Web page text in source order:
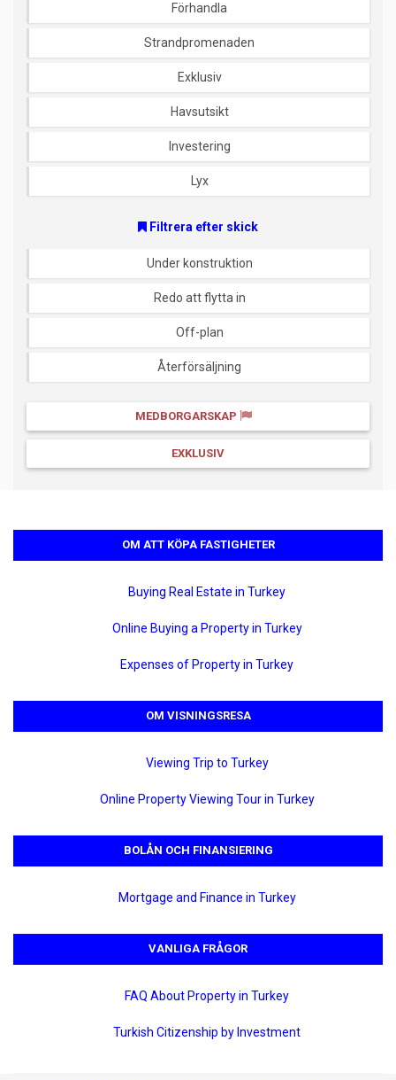
Förhandla
Strandpromenaden
Exklusiv
Havsutsikt
Investering
Lyx
Filtrera efter skick
Under konstruktion
Redo att flytta in
Off-plan
Återförsäljning
MEDBORGARSKAP
EXKLUSIV
OM ATT KÖPA FASTIGHETER
Buying Real Estate in Turkey
Online Buying a Property in Turkey
Expenses of Property in Turkey
OM VISNINGSRESA
Viewing Trip to Turkey
Online Property Viewing Tour in Turkey
BOLÅN OCH FINANSIERING
Mortgage and Finance in Turkey
VANLIGA FRÅGOR
FAQ About Property in Turkey
Turkish Citizenship by Investment